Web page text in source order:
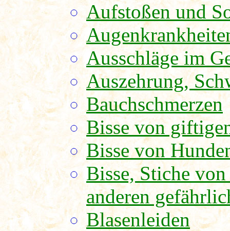
Aufstoßen und
Ausschläge im
Auszehrung,
Bauchschmerzen
Bisse von
Bisse von
Bisse, Stiche
anderen
Blasenleiden